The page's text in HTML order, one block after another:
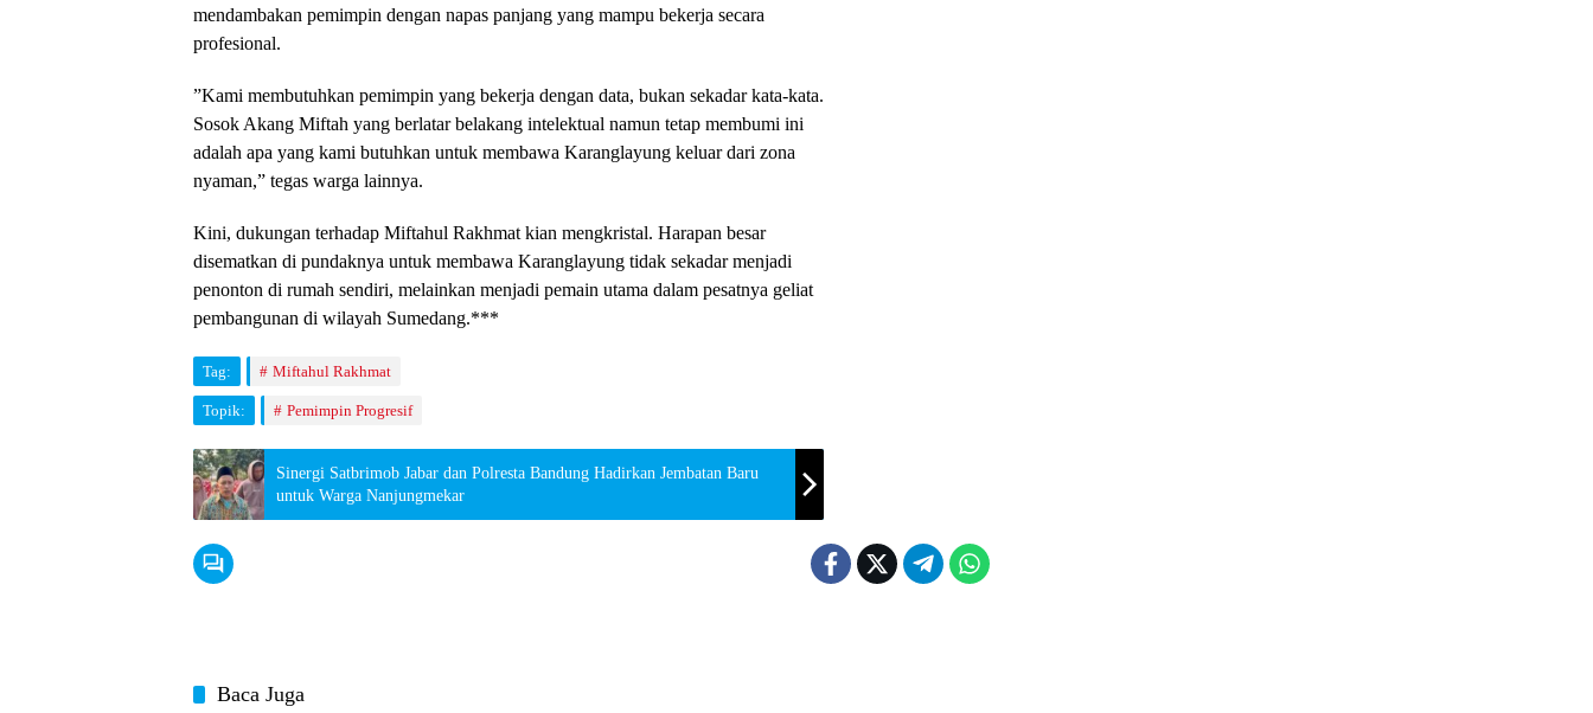
mendambakan pemimpin dengan napas panjang yang mampu bekerja secara
profesional.
​”Kami membutuhkan pemimpin yang bekerja dengan data, bukan sekadar kata-kata.
Sosok Akang Miftah yang berlatar belakang intelektual namun tetap membumi ini
adalah apa yang kami butuhkan untuk membawa Karanglayung keluar dari zona
nyaman,” tegas warga lainnya.
​Kini, dukungan terhadap Miftahul Rakhmat kian mengkristal. Harapan besar
disematkan di pundaknya untuk membawa Karanglayung tidak sekadar menjadi
penonton di rumah sendiri, melainkan menjadi pemain utama dalam pesatnya geliat
pembangunan di wilayah Sumedang.***
Tag: Miftahul Rakhmat
Topik: Pemimpin Progresif
Sinergi Satbrimob Jabar dan Polresta Bandung Hadirkan Jembatan Baru
untuk Warga Nanjungmekar
Baca Juga